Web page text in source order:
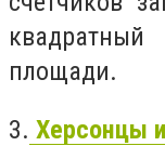
площади.
3. Херсонцы